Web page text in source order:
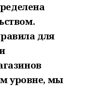
для
уровне, мы